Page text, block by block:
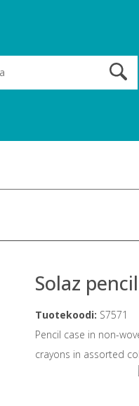
Solaz
Tuotekoodi: S7571
Pencil case in non-
crayons in assorted